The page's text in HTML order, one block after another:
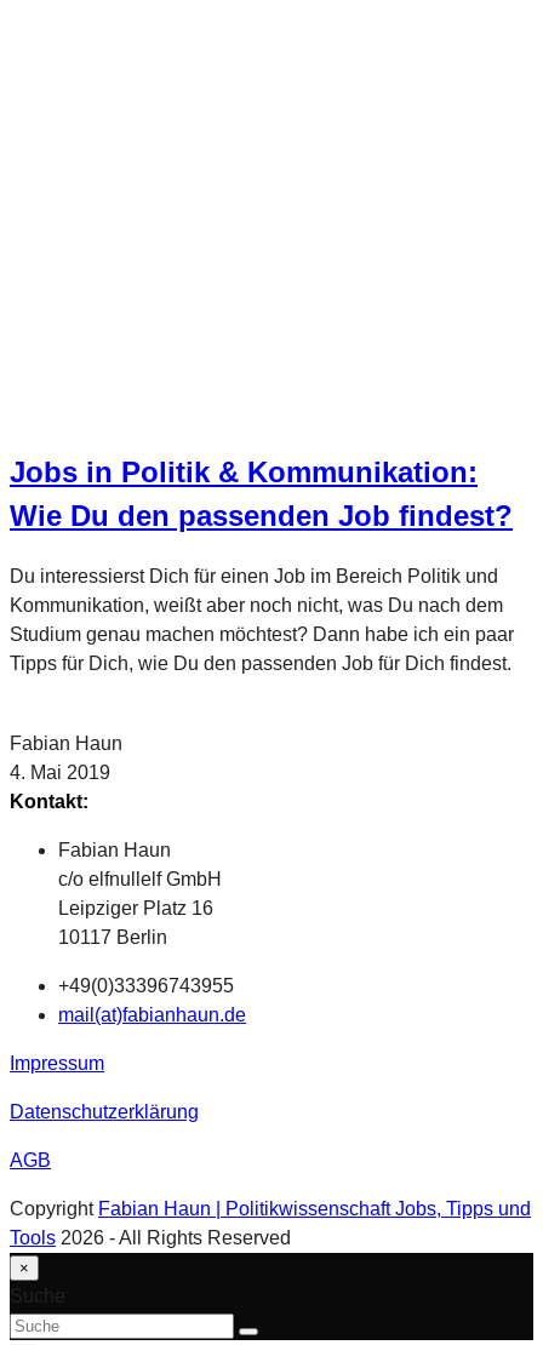
Jobs in Politik & Kommunikation:
Wie Du den passenden Job findest?
Du interessierst Dich für einen Job im Bereich Politik und
Kommunikation, weißt aber noch nicht, was Du nach dem
Studium genau machen möchtest? Dann habe ich ein paar
Tipps für Dich, wie Du den passenden Job für Dich findest.
Fabian Haun
4. Mai 2019
Kontakt:
Fabian Haun
c/o elfnullelf GmbH
Leipziger Platz 16
10117 Berlin
+49(0)33396743955
mail(at)fabianhaun.de
Impressum
Datenschutzerklärung
AGB
Copyright Fabian Haun | Politikwissenschaft Jobs, Tipps und
Tools 2026 - All Rights Reserved
An
den
×
Suche
schließen
Suche
Suche
Senden